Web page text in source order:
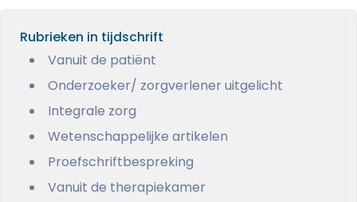
Rubrieken in tijdschrift
Vanuit de patiënt
Onderzoeker/ zorgverlener uitgelicht
Integrale zorg
Wetenschappelijke artikelen
Proefschriftbespreking
Vanuit de therapiekamer